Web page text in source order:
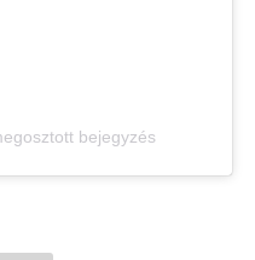
bejegyzés